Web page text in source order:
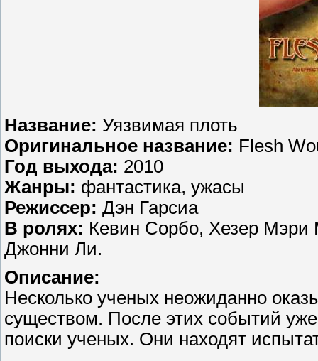
Название: Уязвимая плоть
Оригинальное название: Flesh
Год выхода: 2010
Жанры: фантастика, ужасы
Режиссер: Дэн Гарсиа
В ролях: Кевин Сорбо, Хезер Мэри
Джонни Ли.
Описание:
Несколько ученых неожиданно
существом. После этих событий
поиски ученых. Они находят